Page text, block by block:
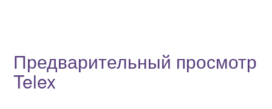
Предварительный просмотр
Telex